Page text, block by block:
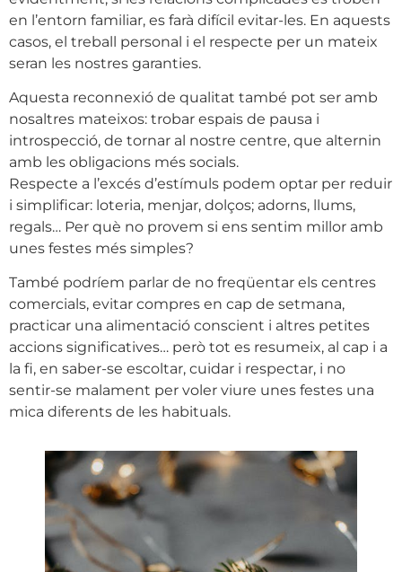
en l’entorn familiar, es farà difícil evitar-les. En aquests
casos, el treball personal i el respecte per un mateix
seran les nostres garanties.
Aquesta reconnexió de qualitat també pot ser amb
nosaltres mateixos: trobar espais de pausa i
introspecció, de tornar al nostre centre, que alternin
amb les obligacions més socials.
Respecte a l’excés d’estímuls podem optar per reduir
i simplificar: loteria, menjar, dolços; adorns, llums,
regals… Per què no provem si ens sentim millor amb
unes festes més simples?
També podríem parlar de no freqüentar els centres
comercials, evitar compres en cap de setmana,
practicar una alimentació conscient i altres petites
accions significatives… però tot es resumeix, al cap i a
la fi, en saber-se escoltar, cuidar i respectar, i no
sentir-se malament per voler viure unes festes una
mica diferents de les habituals.